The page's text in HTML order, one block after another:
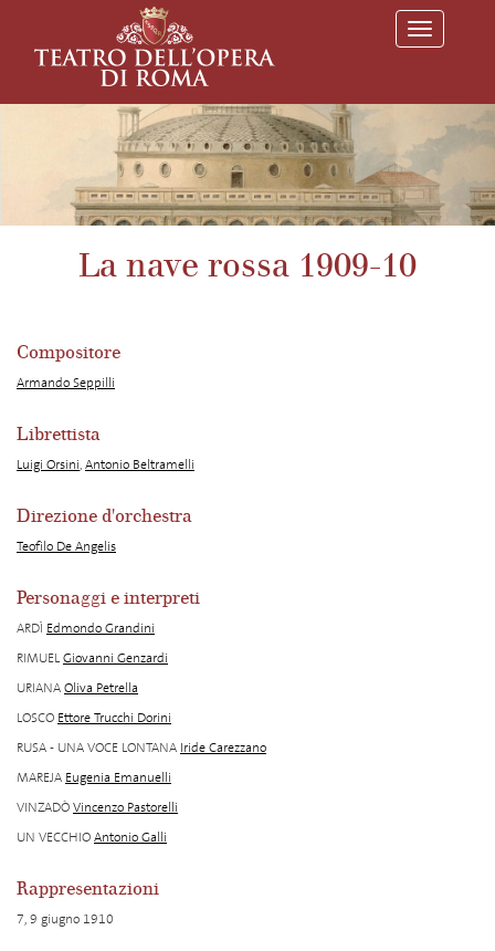
T
o
l
n
v
i
g
La nave rossa 1909-10
Compositore
Armando Seppilli
Librettista
Luigi Orsini,Antonio Beltramelli
Direzione d'orchestra
Teofilo De Angelis
Personaggi e interpreti
ARDÌ Edmondo Grandini
RIMUELGiovanni Genzardi
URIANAOliva Petrella
LOSCO Ettore Trucchi Dorini
RUSA - UNA VOCE LONTANA Iride Carezzano
MAREJA Eugenia Emanuelli
VINZADÒVincenzo Pastorelli
UN VECCHIOAntonio Galli
Rappresentazioni
7, 9 giugno 1910